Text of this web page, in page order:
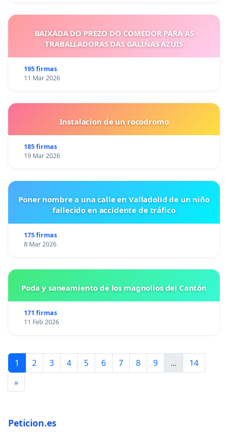
BAIXADA DO PREZO DO COMEDOR PARA AS
TRABALLADORAS DAS GALIÑAS AZUIS
195 firmas
11 Mar 2026
Instalacion de un rocodromo
185 firmas
19 Mar 2026
Poner nombre a una calle en Valladolid de un niño
fallecido en accidente de tráfico
175 firmas
8 Mar 2026
Poda y saneamiento de los magnolios del Cantón
171 firmas
11 Feb 2026
1 2 3 4 5 6 7 8 9 ...
14
»
Peticion.es